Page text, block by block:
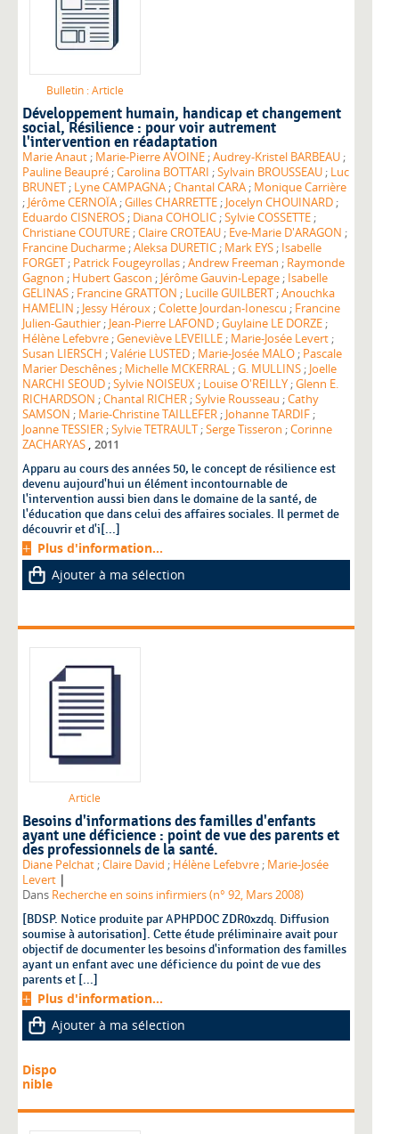
Bulletin : Article
Développement humain, handicap et changement
social, Résilience : pour voir autrement
l'intervention en réadaptation
Marie Anaut; Marie-Pierre AVOINE;Audrey-Kristel BARBEAU;
Pauline Beaupré;Carolina BOTTARI ;Sylvain BROUSSEAU; Luc
BRUNET; Lyne CAMPAGNA;Chantal CARA; Monique Carrière
;Jérôme CERNOÏA;Gilles CHARRETTE;Jocelyn CHOUINARD;
Eduardo CISNEROS; Diana COHOLIC;Sylvie COSSETTE;
Christiane COUTURE;Claire CROTEAU; Eve-Marie D'ARAGON ;
Francine Ducharme;Aleksa DURETIC; Mark EYS; Isabelle
FORGET; Patrick Fougeyrollas;Andrew Freeman ; Raymonde
Gagnon ; Hubert Gascon ;Jérôme Gauvin-Lepage; Isabelle
GELINAS; Francine GRATTON ; Lucille GUILBERT;Anouchka
HAMELIN ;Jessy Héroux;Colette Jourdan-Ionescu ; Francine
Julien-Gauthier;Jean-Pierre LAFOND;Guylaine LE DORZE;
Hélène Lefebvre;Geneviève LEVEILLE; Marie-Josée Levert;
Susan LIERSCH ;Valérie LUSTED; Marie-Josée MALO; Pascale
Marier Deschênes; Michelle MCKERRAL;G. MULLINS;Joelle
NARCHI SEOUD;Sylvie NOISEUX; Louise O'REILLY;Glenn E.
RICHARDSON ;Chantal RICHER;Sylvie Rousseau ;Cathy
SAMSON ; Marie-Christine TAILLEFER;Johanne TARDIF;
Joanne TESSIER;Sylvie TETRAULT;Serge Tisseron ;Corinne
ZACHARYAS , 2011
Apparu au cours des années 50, le concept de résilience est
devenu aujourd'hui un élément incontournable de
l'intervention aussi bien dans le domaine de la santé, de
l'éducation que dans celui des affaires sociales. Il permet de
découvrir et d'i[...]
Plus d'information...
Ajouter à ma sélection
Article
Besoins d'informations des familles d'enfants
ayant une déficience : point de vue des parents et
des professionnels de la santé.
Diane Pelchat;Claire David ; Hélène Lefebvre; Marie-Josée
Levert |
Dans Recherche en soins infirmiers (n° 92, Mars 2008)
[BDSP. Notice produite par APHPDOC ZDR0xzdq. Diffusion
soumise à autorisation]. Cette étude préliminaire avait pour
objectif de documenter les besoins d'information des familles
ayant un enfant avec une déficience du point de vue des
parents et [...]
Plus d'information...
Ajouter à ma sélection
Dispo
nible